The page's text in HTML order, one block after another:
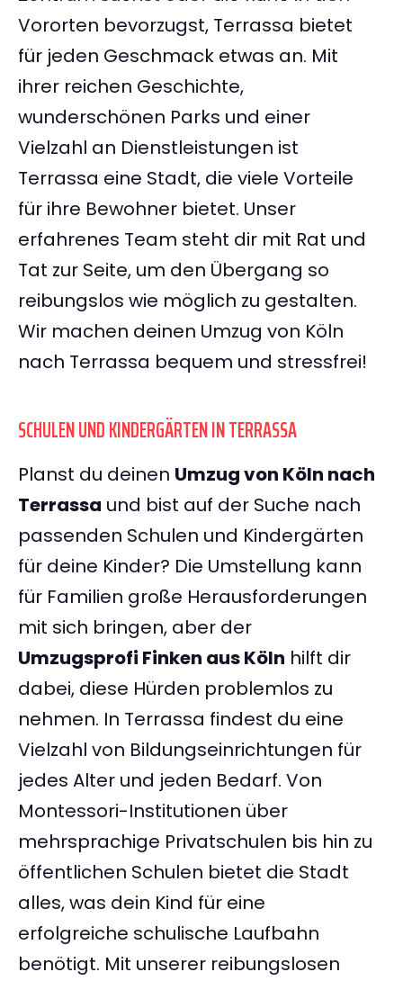
Vororten bevorzugst, Terrassa bietet
für jeden Geschmack etwas an. Mit
ihrer reichen Geschichte,
wunderschönen Parks und einer
Vielzahl an Dienstleistungen ist
Terrassa eine Stadt, die viele Vorteile
für ihre Bewohner bietet. Unser
erfahrenes Team steht dir mit Rat und
Tat zur Seite, um den Übergang so
reibungslos wie möglich zu gestalten.
Wir machen deinen Umzug von Köln
nach Terrassa bequem und stressfrei!
SCHULEN UND KINDERGÄRTEN IN TERRASSA
Planst du deinen Umzug von Köln nach
Terrassa und bist auf der Suche nach
passenden Schulen und Kindergärten
für deine Kinder? Die Umstellung kann
für Familien große Herausforderungen
mit sich bringen, aber der
Umzugsprofi Finken aus Köln hilft dir
dabei, diese Hürden problemlos zu
nehmen. In Terrassa findest du eine
Vielzahl von Bildungseinrichtungen für
jedes Alter und jeden Bedarf. Von
Montessori-Institutionen über
mehrsprachige Privatschulen bis hin zu
öffentlichen Schulen bietet die Stadt
alles, was dein Kind für eine
erfolgreiche schulische Laufbahn
benötigt. Mit unserer reibungslosen